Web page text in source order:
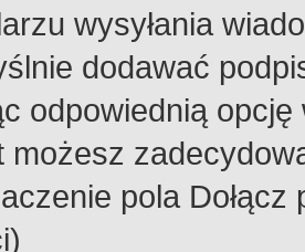
wysyłania
dodawać
odpowiednią
możesz
pola